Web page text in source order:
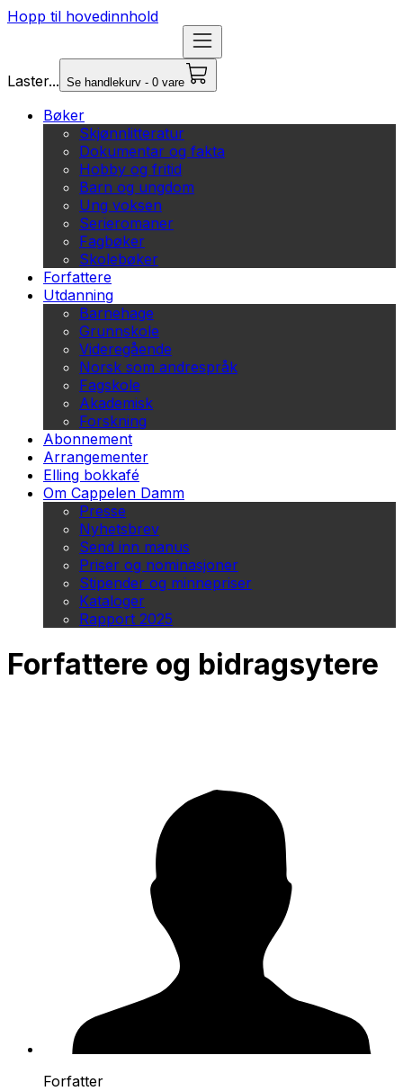
Hopp til hovedinnhold
Laster... Se handlekurv - 0 vare
Bøker
Skjønnlitteratur
Dokumentar og fakta
Hobby og fritid
Barn og ungdom
Ung voksen
Serieromaner
Fagbøker
Skolebøker
Forfattere
Utdanning
Barnehage
Grunnskole
Videregående
Norsk som andrespråk
Fagskole
Akademisk
Forskning
Abonnement
Arrangementer
Elling bokkafé
Om Cappelen Damm
Presse
Nyhetsbrev
Send inn manus
Priser og nominasjoner
Stipender og minnepriser
Kataloger
Rapport 2025
Forfattere og bidragsytere
Forfatter